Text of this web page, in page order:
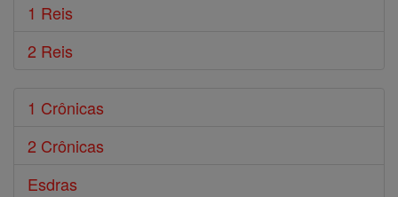
1 Reis
2 Reis
1 Crônicas
2 Crônicas
Esdras